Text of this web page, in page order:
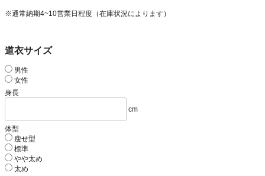
※通常納期4~10営業日程度（在庫状況によります）
道衣サイズ
男性
女性
身長
cm
体型
瘦せ型
標準
やや太め
太め